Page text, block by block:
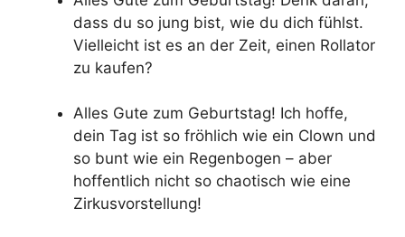
dass du so jung bist, wie du dich fühlst.
Vielleicht ist es an der Zeit, einen Rollator
zu kaufen?
Alles Gute zum Geburtstag! Ich hoffe,
dein Tag ist so fröhlich wie ein Clown und
so bunt wie ein Regenbogen – aber
hoffentlich nicht so chaotisch wie eine
Zirkusvorstellung!